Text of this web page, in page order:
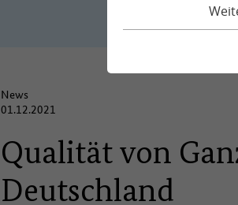
News
01.12.2021
Qualität von
Deutschland